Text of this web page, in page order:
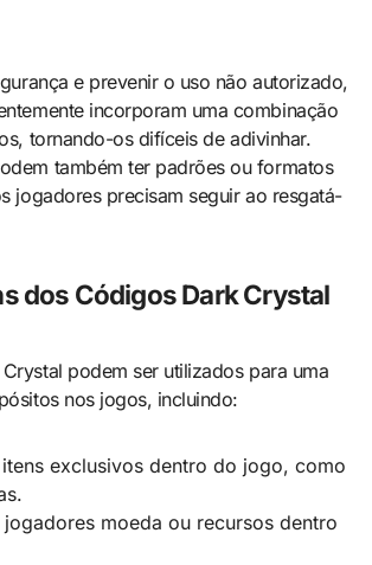
e prevenir o uso não autorizado,
incorporam uma combinação
tornando-os difíceis de adivinhar.
também ter padrões ou formatos
jogadores precisam seguir ao resgatá-
dos Códigos Dark Crystal
podem ser utilizados para uma
nos jogos, incluindo:
exclusivos dentro do jogo, como
jogadores moeda ou recursos dentro